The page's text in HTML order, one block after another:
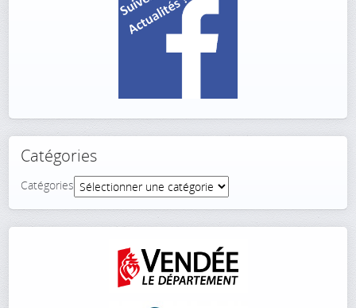
Catégories
Catégories